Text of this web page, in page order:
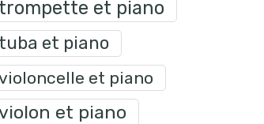
trompette et piano
tuba et piano
et piano
et piano